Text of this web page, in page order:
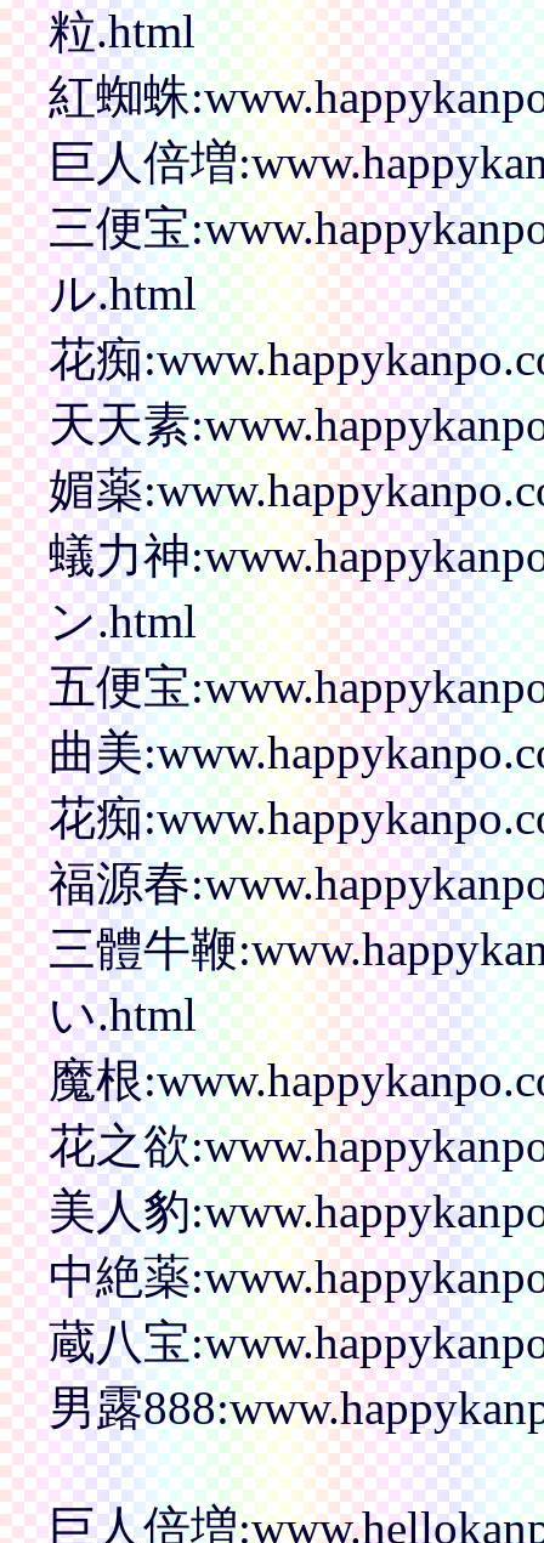
粒.html
紅蜘蛛
巨人倍増
三便宝
ル.html
花痴
天天素
媚薬
蟻力神
ン.html
五便宝
曲美
花痴
福源春
三體牛鞭
い.html
魔根
花之欲
美人豹
中絶薬
蔵八宝
男露
巨人倍増